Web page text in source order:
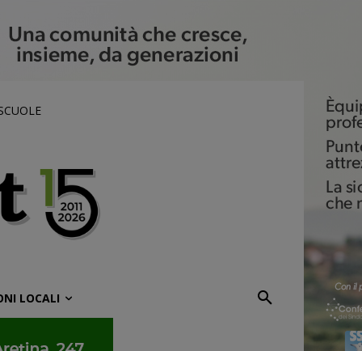
LOCALI